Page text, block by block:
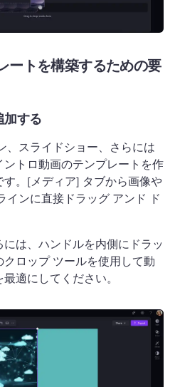
ートを構築するための要
加する
、スライドショー、さらには
トロ動画のテンプレートを作
。 [メディア] タブから画像や
インに直接ドラッグ アンド ド
は、ハンドルを内側にドラッ
ロップ ツールを使用して動
適にしてください。